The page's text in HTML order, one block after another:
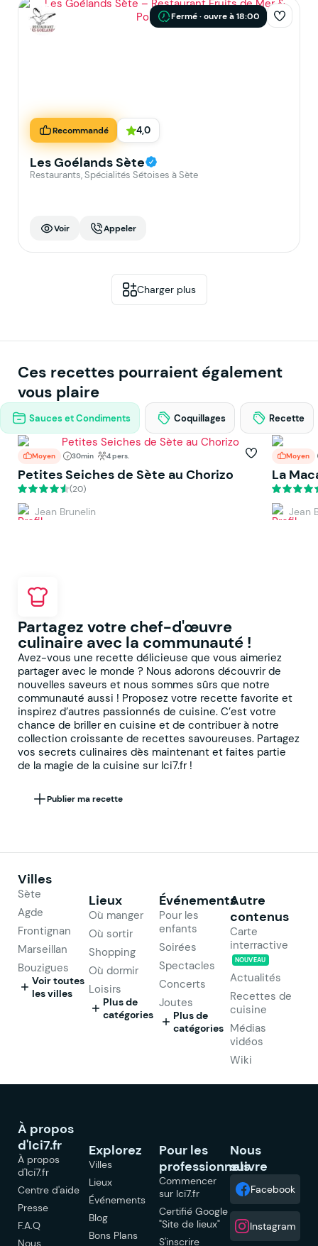
Fermé · ouvre à 18:00
Recommandé 4,0
Les Goélands Sète
Restaurants, Spécialités Sétoises à Sète
Voir Appeler
Charger plus
Ces recettes pourraient également
vous plaire
Sauces et Condiments Coquillages Recette
Moyen 30min 4 pers.
Petites Seiches de Sète au Chorizo
(20)
Jean Brunelin
Moyen
La
Jean
Partagez votre chef-d'œuvre
culinaire avec la communauté !
Avez-vous une recette délicieuse que vous aimeriez
partager avec le monde ? Nous adorons découvrir de
nouvelles saveurs et nous sommes sûrs que notre
communauté aussi ! Proposez votre recette favorite et
inspirez d’autres passionnés de cuisine. C’est votre
chance de briller en cuisine et de contribuer à notre
collection croissante de recettes savoureuses. Partagez
vos secrets culinaires dès maintenant et faites partie
de la magie de la cuisine sur Ici7.fr !
Publier ma recette
Villes
Sète
Agde
Frontignan
Marseillan
Bouzigues
Voir toutes
les villes
Lieux
Où manger
Où sortir
Shopping
Où dormir
Loisirs
Plus de
catégories
Événements
Pour les
enfants
Soirées
Spectacles
Concerts
Joutes
Plus de
catégories
Autre
contenus
Carte
interractive
NOUVEAU
Actualités
Recettes de
cuisine
Médias
vidéos
Wiki
À propos
d'Ici7.fr
À propos
d'Ici7.fr
Centre d'aide
Presse
F.A.Q
Nous
Explorez
Villes
Lieux
Événements
Blog
Bons Plans
Pour les
professionnels
Commencer
sur Ici7.fr
Certifié Google
"Site de lieux"
S'inscrire
Nous
suivre
Facebook
Instagram